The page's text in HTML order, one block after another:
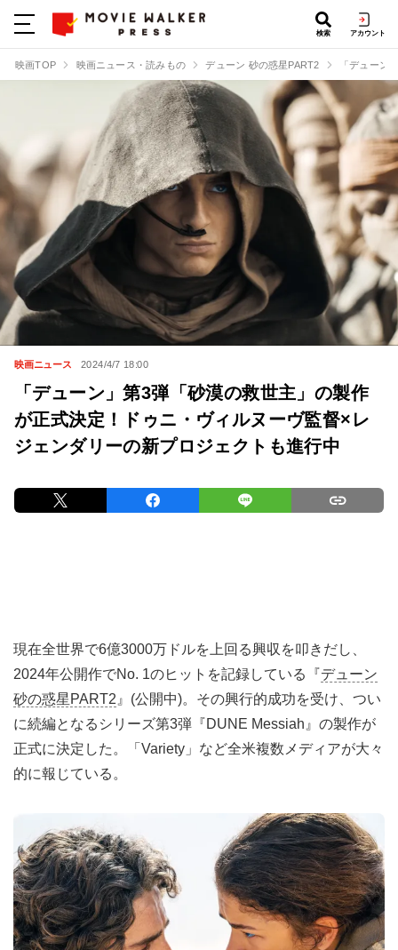
検索 アカウント
映画TOP 映画ニュース・読みもの デューン 砂の惑星PART2 「デューン
映画ニュース 2024/4/7 18:00
「デューン」第3弾「砂漠の救世主」の製作
が正式決定！ドゥニ・ヴィルヌーヴ監督×レ
ジェンダリーの新プロジェクトも進行中
現在全世界で6億3000万ドルを上回る興収を叩きだし、
2024年公開作でNo. 1のヒットを記録している『デューン
砂の惑星PART2 』(公開中)。その興行的成功を受け、つい
に続編となるシリーズ第3弾『DUNE Messiah』の製作が
正式に決定した。「Variety」など全米複数メディアが大々
的に報じている。